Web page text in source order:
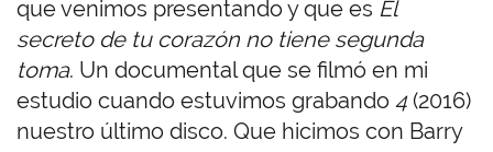
que venimos presentando y que es El
secreto de tu corazón no tiene segunda
toma. Un documental que se filmó en mi
estudio cuando estuvimos grabando 4 (2016)
nuestro último disco. Que hicimos con Barry